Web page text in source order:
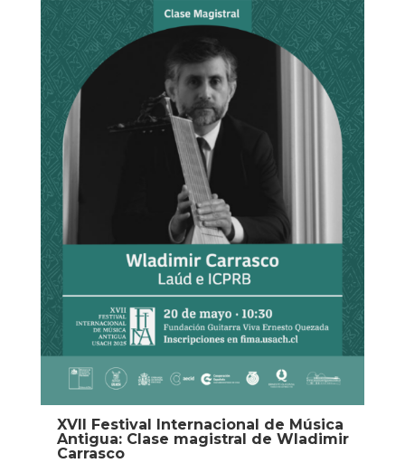
XVII Festival Internacional de Música
Antigua: Clase magistral de Wladimir
Carrasco